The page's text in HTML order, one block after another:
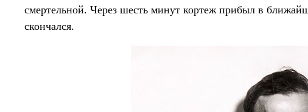
смертельной. Через шесть минут кортеж прибыл в
скончался.